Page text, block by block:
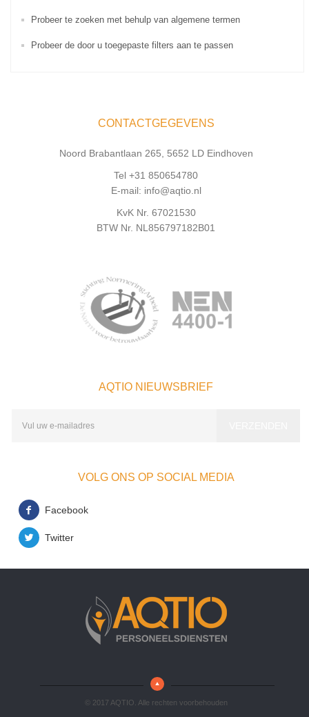
Probeer te zoeken met behulp van algemene termen
Probeer de door u toegepaste filters aan te passen
CONTACTGEGEVENS
Noord Brabantlaan 265, 5652 LD Eindhoven
Tel +31 850654780
E-mail: info@aqtio.nl
KvK Nr. 67021530
BTW Nr. NL856797182B01
AQTIO NIEUWSBRIEF
VOLG ONS OP SOCIAL MEDIA
Facebook
Twitter
© 2017 AQTIO. Alle rechten voorbehouden